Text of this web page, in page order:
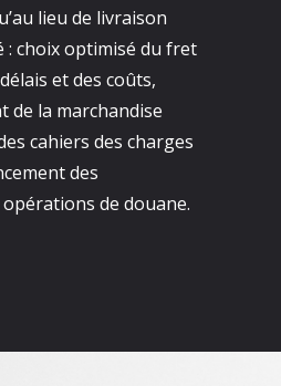
lieu de livraison
: choix optimisé du fret
et des coûts,
de la marchandise
cahiers des charges
des
de douane.